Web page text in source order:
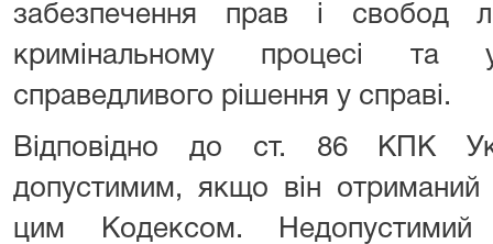
забезпечення прав і свобод
кримінальному процесі та
справедливого рішення у справі.
Відповідно до ст. 86 КПК
допустимим, якщо він отриманий
цим Кодексом.